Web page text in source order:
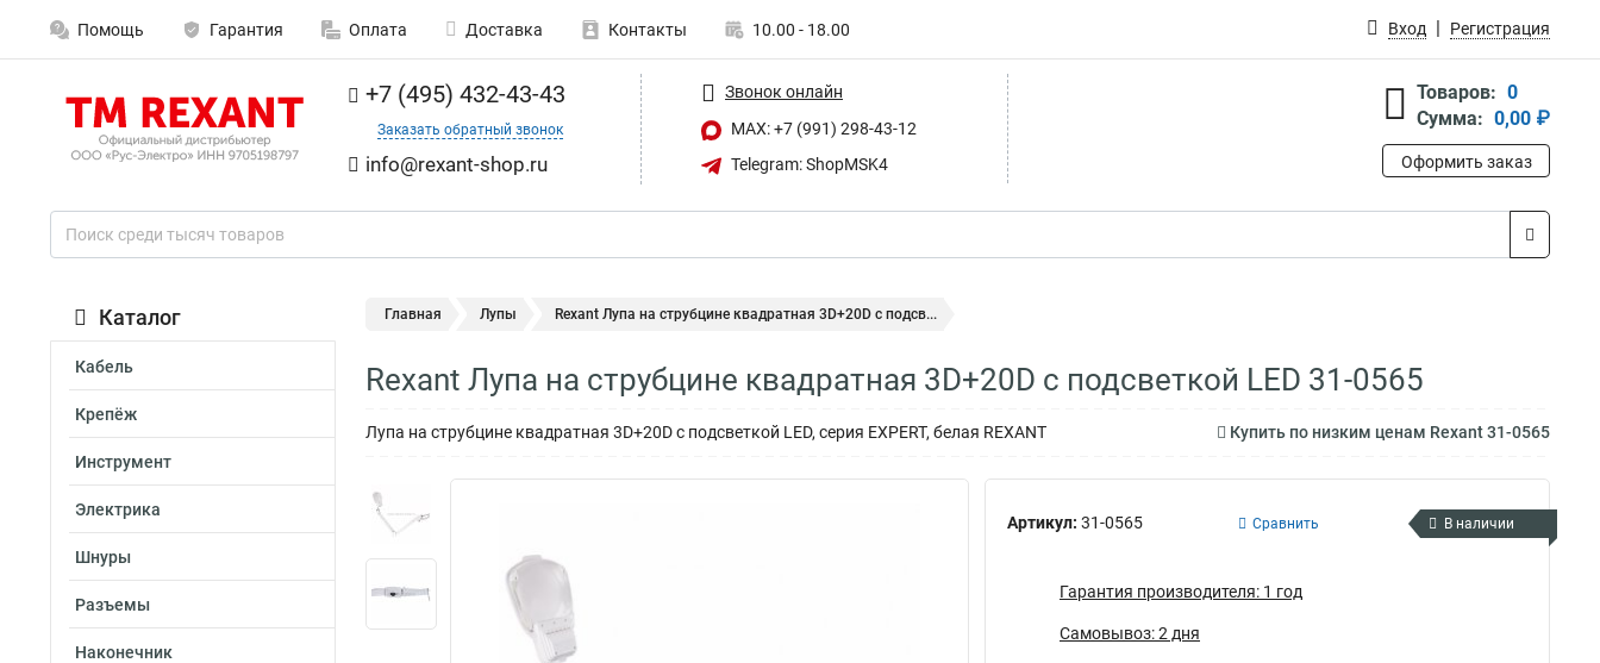
Помощь Гарантия Оплата Доставка Контакты 10.00 - 18.00 Вход Регистрация
+7 (495) 432-43-43
Заказать обратный звонок
info@rexant-shop.ru
Звонок онлайн
MAX: +7 (991) 298-43-12
Telegram: ShopMSK4
Товаров: 0
Сумма: 0,00 ₽
Оформить заказ
Каталог
Кабель
Крепёж
Инструмент
Электрика
Шнуры
Разъемы
Наконечник
Главная Лупы Rexant Лупа на струбцине квадратная 3D+20D с подсв...
Rexant Лупа на струбцине квадратная 3D+20D с подсветкой LED 31-0565
Лупа на струбцине квадратная 3D+20D с подсветкой LED, серия EXPERT, белая REXANT Купить по низким ценам Rexant 31-0565
Артикул: 31-0565 Сравнить В наличии
Гарантия производителя: 1 год
Самовывоз: 2 дня